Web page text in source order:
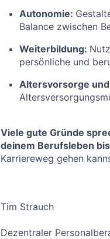
Autonomie:
Balance zwischen
Weiterbildung:
persönliche und
Altersvorsorge
Viele gute Gründe
deinem Berufsleben
Karriereweg gehen
Tim Strauch
Dezentraler